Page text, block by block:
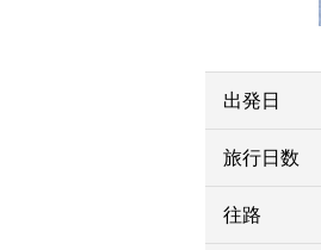
出発日
旅行日数
往路